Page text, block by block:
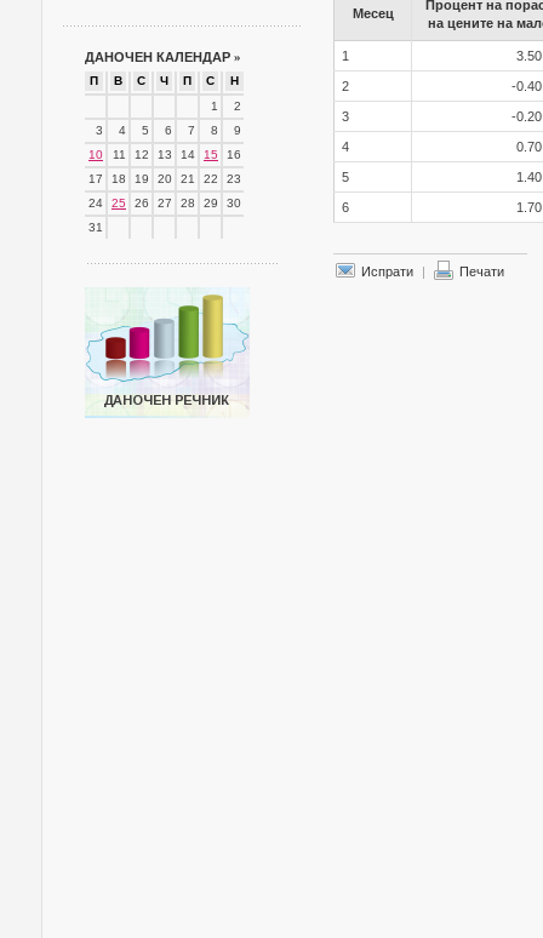
ДАНОЧЕН КАЛЕНДАР »
П В С Ч П С
Н
1
2
3
4 5 6 7 8
9
10
11 12 13 14 15
16
17
18 19 20 21 22
23
24
25 26 27 28 29
30
31
Месец
Процент на
на цените на
1
2 -
3 -
4
5
6
Испрати | Печати